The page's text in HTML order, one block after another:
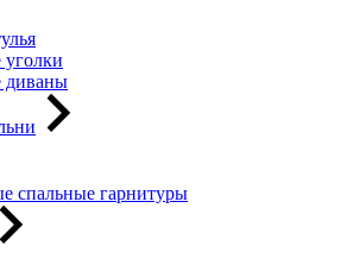
диваны
спальные гарнитуры